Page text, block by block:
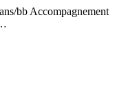
bb Accompagnement